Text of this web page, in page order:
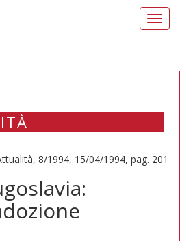
8/1994, 15/04/1994, pag. 201